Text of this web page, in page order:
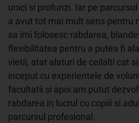
unici si profunzi. Iar pe
a avut tot mai mult sens pentru
sa imi folosesc rabdarea,
flexibilitatea pentru a putea fi
vietii, atat alaturi de ceilalti cat
inceput cu experientele de
facultatii si apoi am putut
rabdarea in lucrul cu copiii si
parcursul profesional.